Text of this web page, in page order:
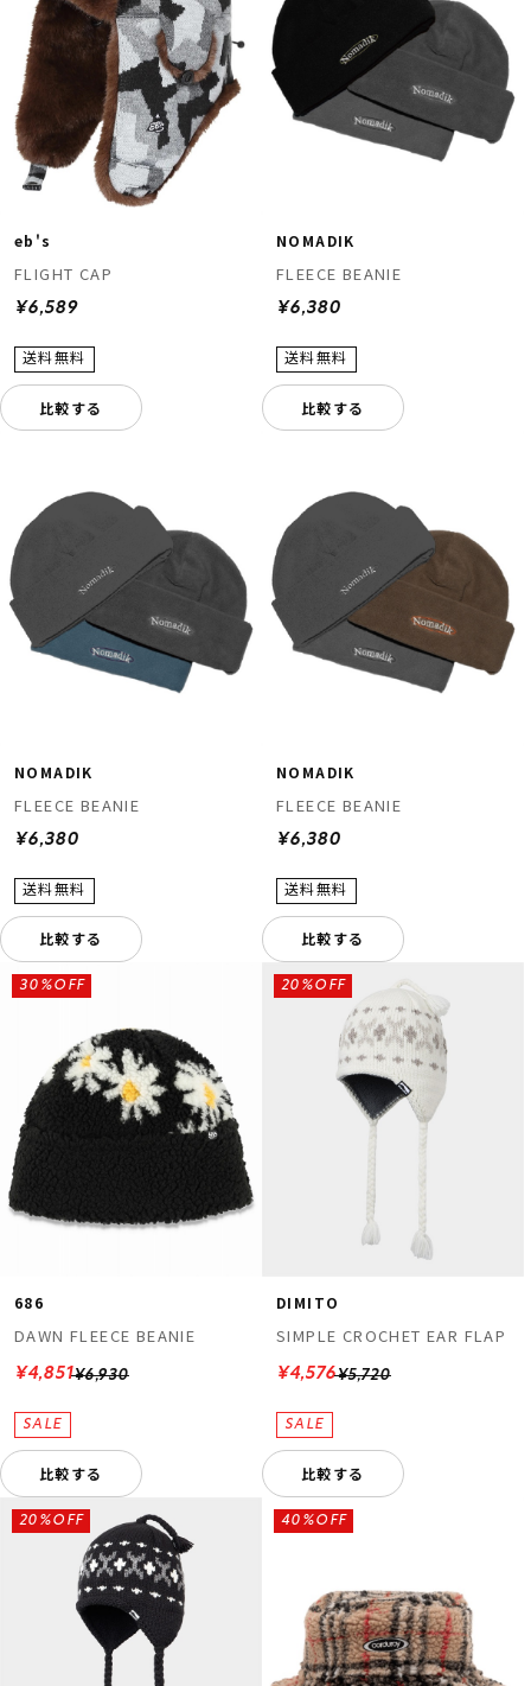
eb's
FLIGHT CAP
¥6,589
比較する
NOMADIK
FLEECE BEANIE
¥6,380
比較する
NOMADIK
FLEECE BEANIE
¥6,380
比較する
NOMADIK
FLEECE BEANIE
¥6,380
比較する
686
DAWN FLEECE BEANIE
¥6,930
30%OFF
¥4,851
比較する
DIMITO
SIMPLE CROCHET EAR FLAP
¥5,720
20%OFF
¥4,576
比較する
20%OFF 40%OFF